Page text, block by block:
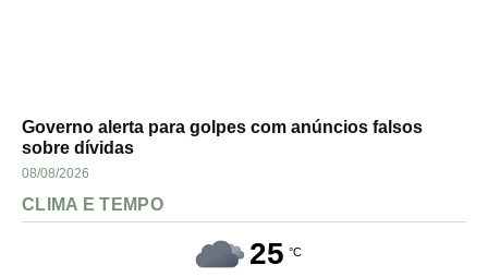
Governo alerta para golpes com anúncios falsos
sobre dívidas
08/08/2026
CLIMA E TEMPO
25 °C